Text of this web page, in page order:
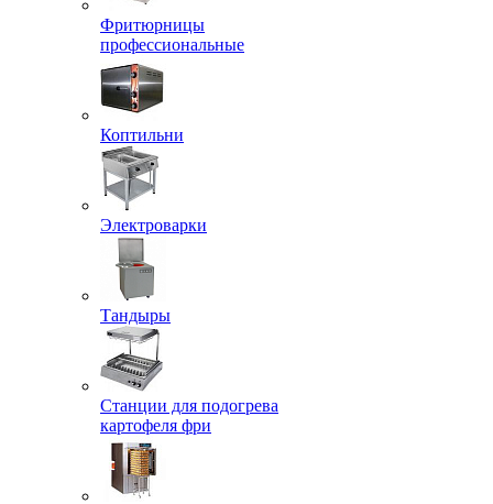
Фритюрницы
профессиональные
Коптильни
Электроварки
Тандыры
Станции для подогрева
картофеля фри